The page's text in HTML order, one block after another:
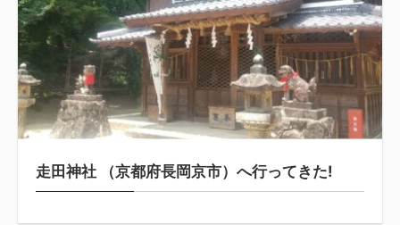
走田神社 （京都府長岡京市）へ行ってきた!